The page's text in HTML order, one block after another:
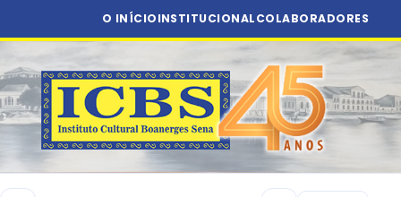
O INÍCIOINSTITUCIONALCOLABORADORES